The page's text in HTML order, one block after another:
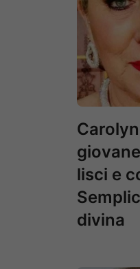
lisci e
divina